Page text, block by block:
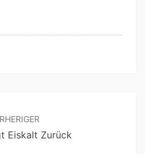
Eiskalt Zurück